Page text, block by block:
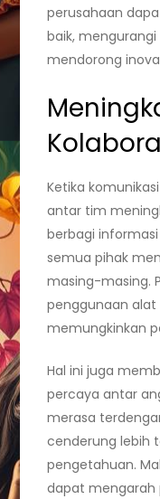
perusahaan
baik,
mendorong
Ketika
antar tim
berbagi
semua pihak
masing-masing.
penggunaan
memungkinkan
Hal ini juga
percaya antar
merasa
cenderung lebih
pengetahuan.
dapat mengarah